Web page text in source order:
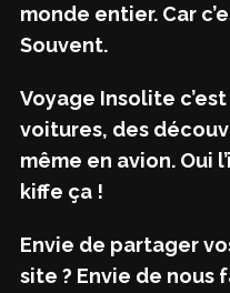
monde entier. Car
Souvent.
Voyage Insolite
voitures, des
même en avion. Oui
kiffe ça !
Envie de partager
site ? Envie de nous